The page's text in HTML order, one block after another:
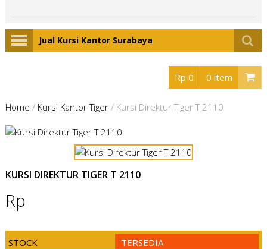
Jual Kursi Kantor Surabaya
Rp 0 0 item
Home / Kursi Kantor Tiger/ Kursi Direktur Tiger T 2110
KURSI DIREKTUR TIGER T 2110
Rp
STOCK TERSEDIA